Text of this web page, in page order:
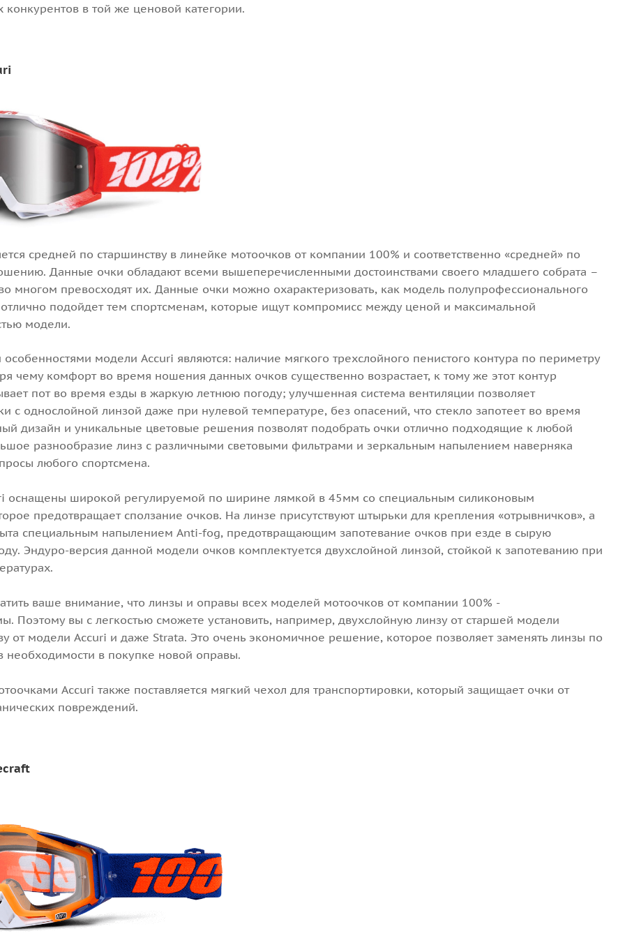
конкурентов в той же ценовой категории.
средней по старшинству в линейке мотоочков от компании 100% и соответственно «средней» по
Данные очки обладают всеми вышеперечисленными достоинствами своего младшего собрата –
многом превосходят их. Данные очки можно охарактеризовать, как модель полупрофессионального
подойдет тем спортсменам, которые ищут компромисс между ценой и максимальной
модели.
модели Accuri являются: наличие мягкого трехслойного пенистого контура по периметру
чему комфорт во время ношения данных очков существенно возрастает, к тому же этот контур
пот во время езды в жаркую летнюю погоду; улучшенная система вентиляции позволяет
с однослойной линзой даже при нулевой температуре, без опасений, что стекло запотеет во время
дизайн и уникальные цветовые решения позволят подобрать очки отлично подходящие к любой
разнообразие линз с различными световыми фильтрами и зеркальным напылением наверняка
любого спортсмена.
оснащены широкой регулируемой по ширине лямкой в 45мм со специальным силиконовым
предотвращает сползание очков. На линзе присутствуют штырьки для крепления «отрывничков», а
специальным напылением Anti-fog, предотвращающим запотевание очков при езде в сырую
Эндуро-версия данной модели очков комплектуется двухслойной линзой, стойкой к запотеванию при
ваше внимание, что линзы и оправы всех моделей мотоочков от компании 100% -
Поэтому вы с легкостью сможете установить, например, двухслойную линзу от старшей модели
от модели Accuri и даже Strata. Это очень экономичное решение, которое позволяет заменять линзы по
необходимости в покупке новой оправы.
Accuri также поставляется мягкий чехол для транспортировки, который защищает очки от
повреждений.